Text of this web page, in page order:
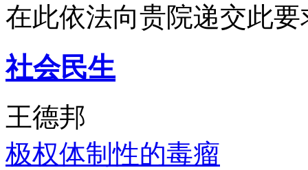
在此依法向贵院递交此要
社会民生
王德邦
极权体制性的毒瘤